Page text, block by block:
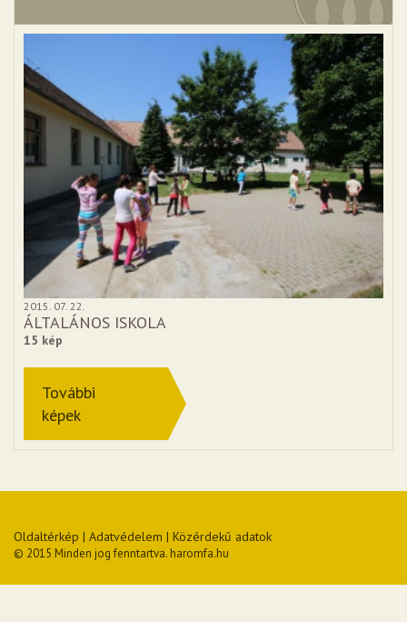
2015. 07. 22.
ÁLTALÁNOS ISKOLA
15 kép
További
képek
Oldaltérkép | Adatvédelem | Közérdekű adatok
© 2015 Minden jog fenntartva. haromfa.hu